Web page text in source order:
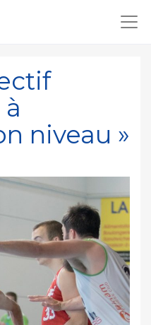
niveau »